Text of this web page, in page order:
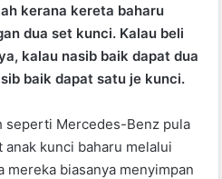
kerana kereta baharu
dua set kunci. Kalau beli
kalau nasib baik dapat dua
baik dapat satu je kunci.
seperti Mercedes-Benz pula
kunci baharu melalui
mereka biasanya menyimpan